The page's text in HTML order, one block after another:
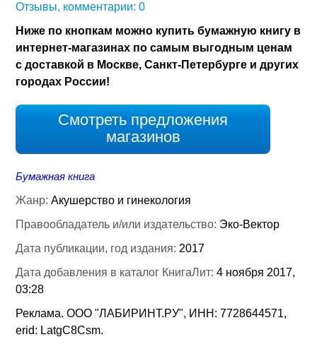
Отзывы, комментарии: 0
Ниже по кнопкам можно купить бумажную книгу в
интернет-магазинах по самым выгодным ценам
с доставкой в Москве, Санкт-Петербурге и других
городах России!
Смотреть предложения
магазинов
Бумажная книга
Жанр:Акушерство и гинекология
Правообладатель и/или издательство: Эко-Вектор
Дата публикации, год издания: 2017
Дата добавления в каталог КнигаЛит:4 ноября 2017,
03:28
Реклама. ООО "ЛАБИРИНТ.РУ", ИНН: 7728644571,
erid: LatgC8Csm.